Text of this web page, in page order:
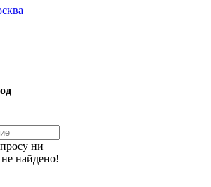
ни
найдено!